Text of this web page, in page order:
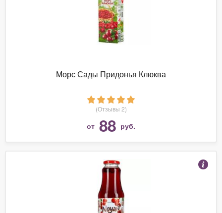
Морс Сады Придонья Клюква
(Отзывы 2)
от 88 руб.